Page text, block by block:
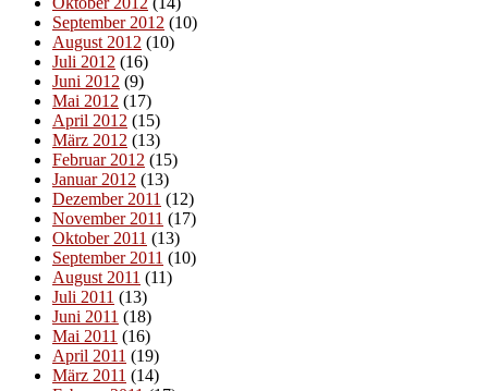
September 2012 (10)
August 2012 (10)
Juli 2012 (16)
Juni 2012 (9)
Mai 2012 (17)
April 2012 (15)
März 2012 (13)
Februar 2012 (15)
Januar 2012 (13)
Dezember 2011 (12)
November 2011 (17)
Oktober 2011 (13)
September 2011 (10)
August 2011 (11)
Juli 2011 (13)
Juni 2011 (18)
Mai 2011 (16)
April 2011 (19)
März 2011 (14)